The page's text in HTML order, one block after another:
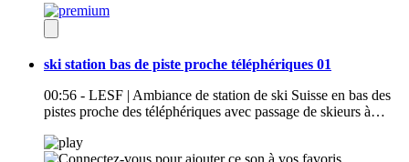
ski station bas de piste proche téléphériques 01
00:56 - LESF | Ambiance de station de ski Suisse en bas des
pistes proche des téléphériques avec passage de skieurs à…